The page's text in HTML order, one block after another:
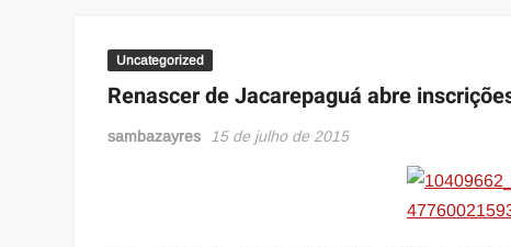
Uncategorized
Renascer de Jacarepaguá abre
sambazayres 15 de julho de 2015